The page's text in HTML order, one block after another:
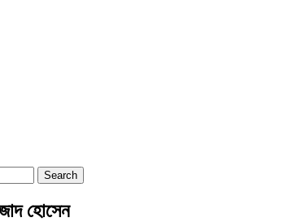
হোসেন